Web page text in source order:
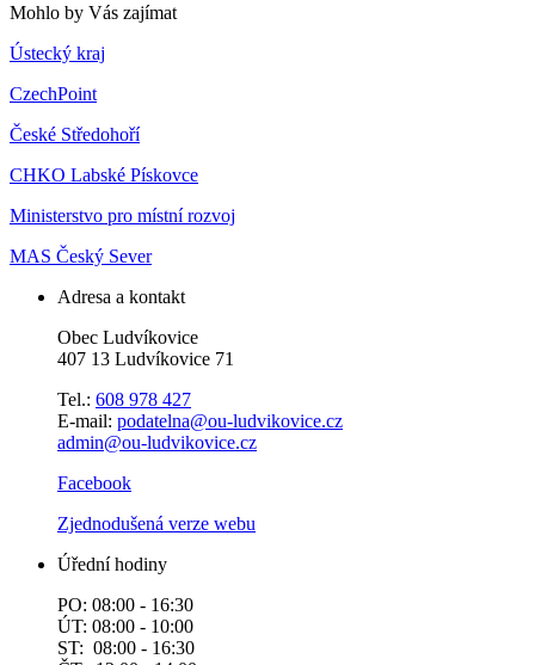
Mohlo by Vás zajímat
Ústecký kraj
CzechPoint
České Středohoří
CHKO Labské Pískovce
Ministerstvo pro místní rozvoj
MAS Český Sever
Adresa a kontakt
Obec Ludvíkovice
407 13 Ludvíkovice 71
Tel.: 608 978 427
E-mail: podatelna@ou-ludvikovice.cz
admin@ou-ludvikovice.cz
Facebook
Zjednodušená verze webu
Úřední hodiny
PO: 08:00 - 16:30
ÚT: 08:00 - 10:00
ST: 08:00 - 16:30